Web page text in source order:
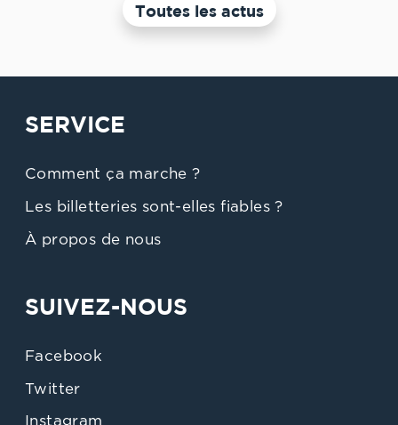
Toutes les actus
SERVICE
Comment ça marche ?
Les billetteries sont-elles fiables ?
À propos de nous
SUIVEZ-NOUS
Facebook
Twitter
Instagram